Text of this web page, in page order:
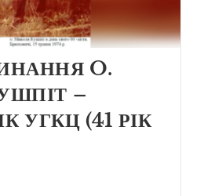
O.
–
УГКЦ (41 РІК